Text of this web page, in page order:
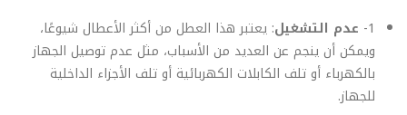
1- عدم التشغيل: يعتبر هذا العطل من أكثر الأعطال شيوعًا،
ويمكن أن ينجم عن العديد من الأسباب، مثل عدم توصيل الجهاز
بالكهرباء أو تلف الكابلات الكهربائية أو تلف الأجزاء الداخلية
للجهاز.